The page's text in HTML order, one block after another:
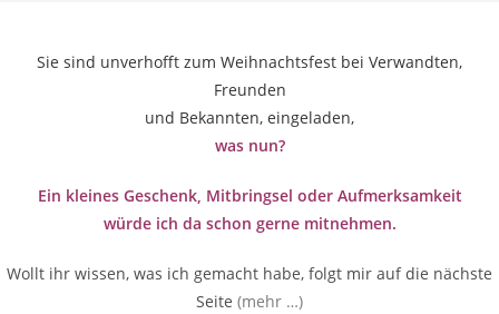
Sie sind unverhofft zum Weihnachtsfest bei Verwandten,
Freunden
und Bekannten, eingeladen,
was nun?
Ein kleines Geschenk, Mitbringsel oder Aufmerksamkeit
würde ich da schon gerne mitnehmen.
Wollt ihr wissen, was ich gemacht habe, folgt mir auf die nächste
Seite (mehr …)